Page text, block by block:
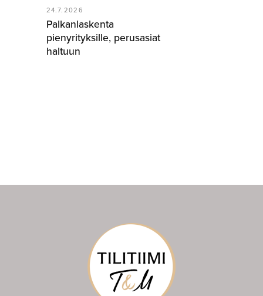
24.7.2026
Palkanlaskenta
pienyrityksille, perusasiat
haltuun